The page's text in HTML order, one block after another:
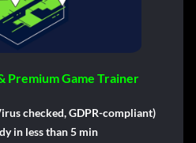
Premium Game Trainer
checked, GDPR-compliant)
in less than 5 min